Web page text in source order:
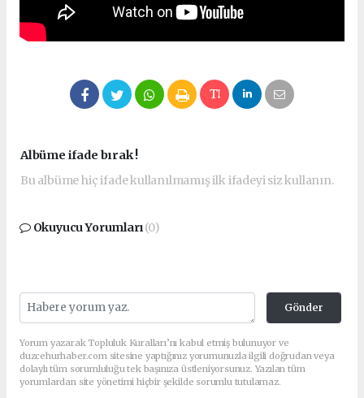
Albüme ifade bırak !
Bu albüme hiç ifade kullanılmamış ilk ifadeyi siz kullanın.
Okuyucu Yorumları(0)
Gönder
Yorum yazarak Topluluk Kuralları’nı kabul etmiş bulunuyor ve
duzcehurhaber.com sitesine yaptığınız yorumunuzla ilgili doğrudan veya
dolaylı tüm sorumluluğu tek başınıza üstleniyorsunuz. Yazılan tüm
yorumlardan site yönetimi hiçbir şekilde sorumlu tutulamaz.